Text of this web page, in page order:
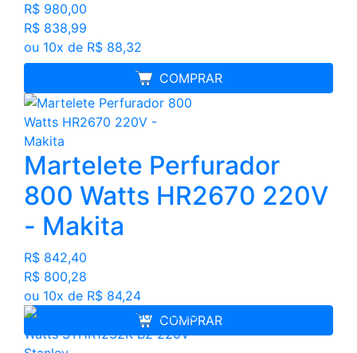
R$ 980,00
R$ 838,99
ou 10x de R$ 88,32
COMPRAR
FRETE GRÁTIS
Martelete Perfurador
800 Watts HR2670 220V
- Makita
R$ 842,40
R$ 800,28
ou 10x de R$ 84,24
COMPRAR